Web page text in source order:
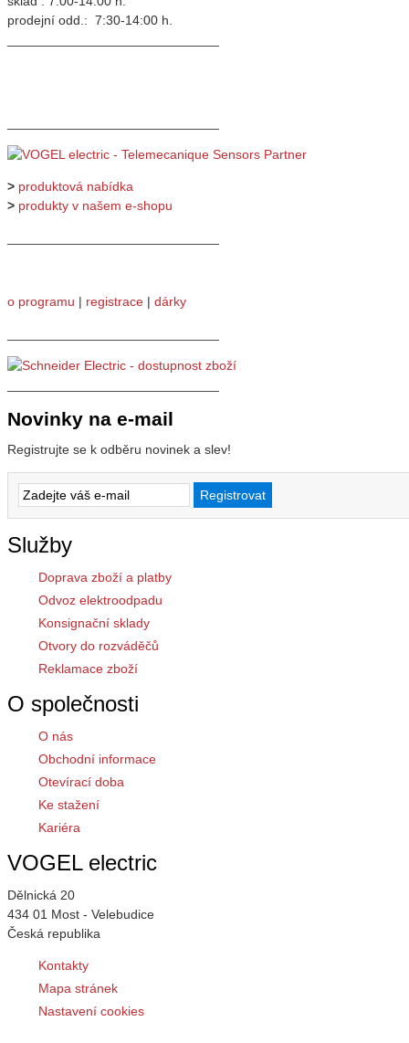
prodejní odd.: 7:30-14:00 h.
> produktová nabídka
> produkty v našem e-shopu
o programu | registrace | dárky
Novinky na e-mail
Registrujte se k odběru novinek a slev!
Služby
Doprava zboží a platby
Odvoz elektroodpadu
Konsignační sklady
Otvory do rozváděčů
Reklamace zboží
O společnosti
O nás
Obchodní informace
Otevírací doba
Ke stažení
Kariéra
VOGEL electric
Dělnická 20
434 01 Most - Velebudice
Česká republika
Kontakty
Mapa stránek
Nastavení cookies